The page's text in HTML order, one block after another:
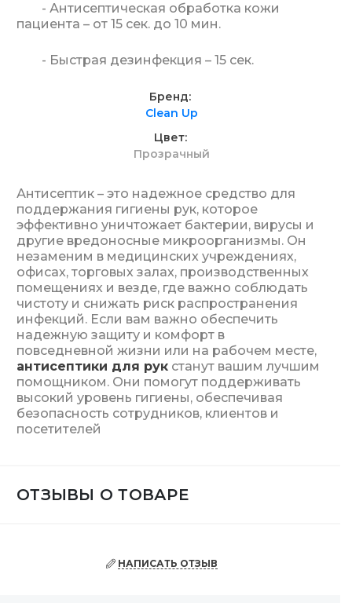
- Антисептическая обработка кожи
пациента – от 15 сек. до 10 мин.
- Быстрая дезинфекция – 15 сек.
Бренд
Clean Up
Цвет
Прозрачный
Антисептик – это надежное средство для
поддержания гигиены рук, которое
эффективно уничтожает бактерии, вирусы и
другие вредоносные микроорганизмы. Он
незаменим в медицинских учреждениях,
офисах, торговых залах, производственных
помещениях и везде, где важно соблюдать
чистоту и снижать риск распространения
инфекций. Если вам важно обеспечить
надежную защиту и комфорт в
повседневной жизни или на рабочем месте,
антисептики для рук станут вашим лучшим
помощником. Они помогут поддерживать
высокий уровень гигиены, обеспечивая
безопасность сотрудников, клиентов и
посетителей
ОТЗЫВЫ О ТОВАРЕ
НАПИСАТЬ ОТЗЫВ